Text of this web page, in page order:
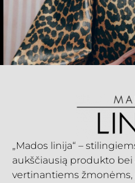
„Mados linija“ –
aukščiausią produkto
vertinantiems